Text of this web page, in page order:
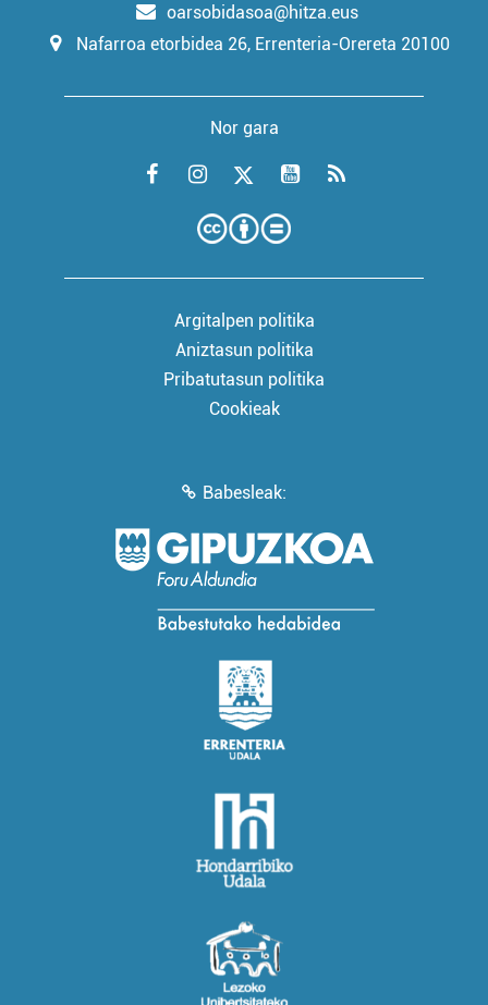
oarsobidasoa@hitza.eus
Nafarroa etorbidea 26, Errenteria-Orereta 20100
Nor gara
Argitalpen politika
Aniztasun politika
Pribatutasun politika
Cookieak
Babesleak: